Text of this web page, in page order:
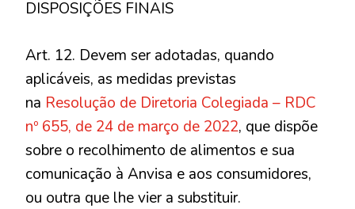
DISPOSIÇÕES FINAIS
Art. 12. Devem ser adotadas, quando
aplicáveis, as medidas previstas
na Resolução de Diretoria Colegiada – RDC
nº 655, de 24 de março de 2022, que dispõe
sobre o recolhimento de alimentos e sua
comunicação à Anvisa e aos consumidores,
ou outra que lhe vier a substituir.